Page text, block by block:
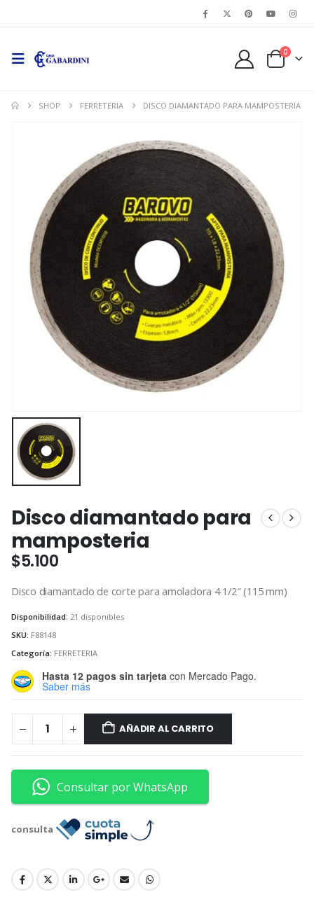
0
SHOP FERRETERIA DISCO DIAMANTADO PARA MAMPOSTERIA
Disco diamantado para
mamposteria
$5.100
Disco diamantado de corte para amoladora 4 1/2″ (115 mm)
Disponibilidad: 21 disponibles
SKU: F88148
Categoría: FERRETERIA
Hasta 12 pagos sin tarjeta con Mercado Pago.
Saber más
AÑADIR AL CARRITO
Consultar por WhatsApp
consulta